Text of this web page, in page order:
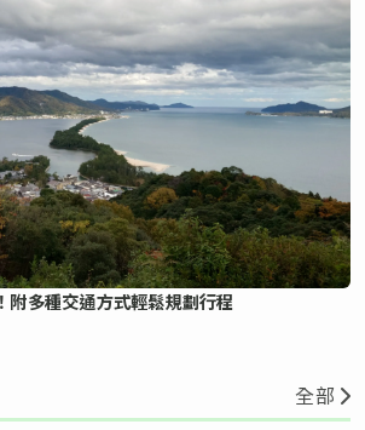
附多種交通方式輕鬆規劃行程
全部